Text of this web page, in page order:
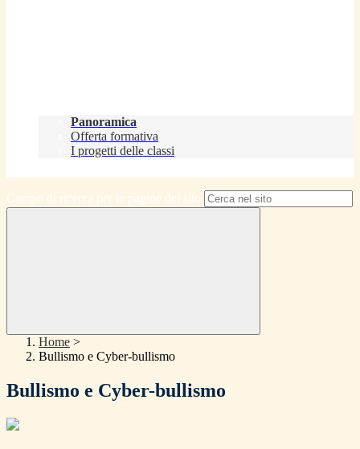
Panoramica
Offerta formativa
I progetti delle classi
Campo di ricerca per le pagine del sito
Home >
Bullismo e Cyber-bullismo
Bullismo e Cyber-bullismo